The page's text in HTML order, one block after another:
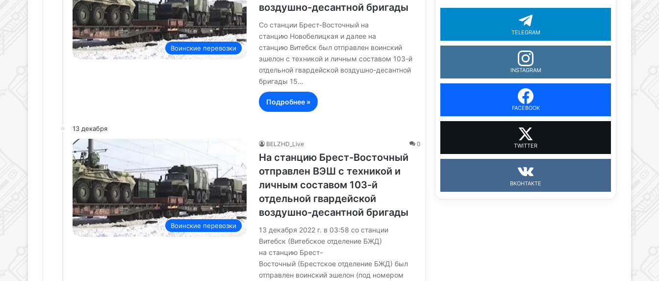
Воинские перевозки
воздушно-десантной бригады
Со станции Брест-Восточный на
станцию Новобелицкая и далее на
станцию Витебск был отправлен воинский
эшелон с техникой и личным составом 103-й
отдельной гвардейской воздушно-десантной
бригады 15…
Подробнее »
13 декабря
Воинские перевозки
BELZHD_Live 0
На станцию Брест-Восточный
отправлен ВЭШ с техникой и
личным составом 103-й
отдельной гвардейской
воздушно-десантной бригады
13 декабря 2022 г. в 03:58 со станции
Витебск (Витебское отделение БЖД)
на станцию Брест-
Восточный (Брестское отделение БЖД) был
отправлен воинский эшелон (под номером
TELEGRAM
INSTAGRAM
FACEBOOK
TWITTER
ВКОНТАКТЕ